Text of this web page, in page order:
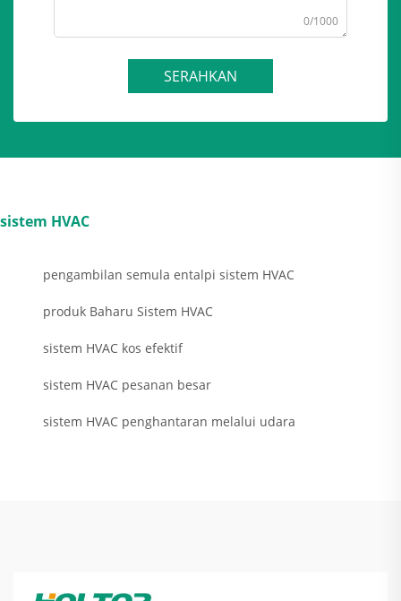
0/1000
SERAHKAN
sistem HVAC
pengambilan semula entalpi sistem HVAC
produk Baharu Sistem HVAC
sistem HVAC kos efektif
sistem HVAC pesanan besar
sistem HVAC penghantaran melalui udara